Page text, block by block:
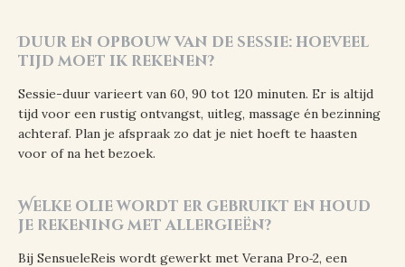
Duur en opbouw van de sessie: hoeveel
tijd moet ik rekenen?
Sessie-duur varieert van 60, 90 tot 120 minuten. Er is altijd
tijd voor een rustig ontvangst, uitleg, massage én bezinning
achteraf. Plan je afspraak zo dat je niet hoeft te haasten
voor of na het bezoek.
Welke olie wordt er gebruikt en houd
je rekening met allergieën?
Bij SensueleReis wordt gewerkt met Verana Pro‑2, een